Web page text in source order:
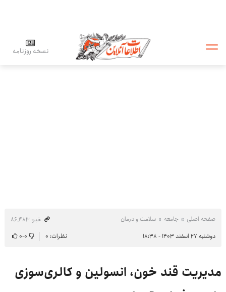
نسخه روزنامه
صفحه اصلی جامعه سلامت و درمان
خبر: ۸۶٬۴۸۳
دوشنبه ۲۷ اسفند ۱۴۰۳ - ۱۸:۳۸
نظرات: ۰ ۰-۰
مدیریت قند خون، انسولین و کالری‌سوزی